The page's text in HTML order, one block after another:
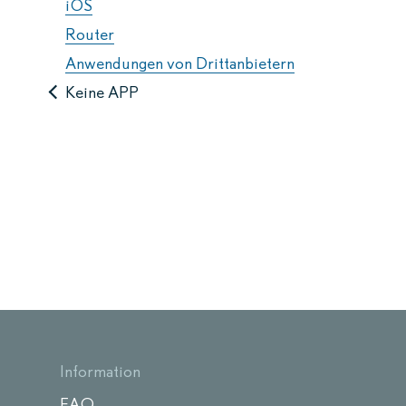
iOS
Router
Anwendungen von Drittanbietern
Keine APP
Information